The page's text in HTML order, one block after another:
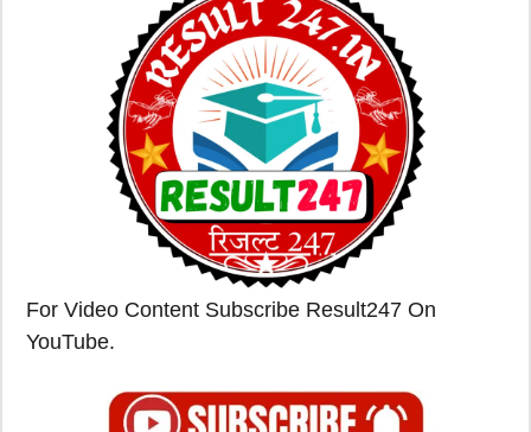
For Video Content Subscribe Result247 On
YouTube.